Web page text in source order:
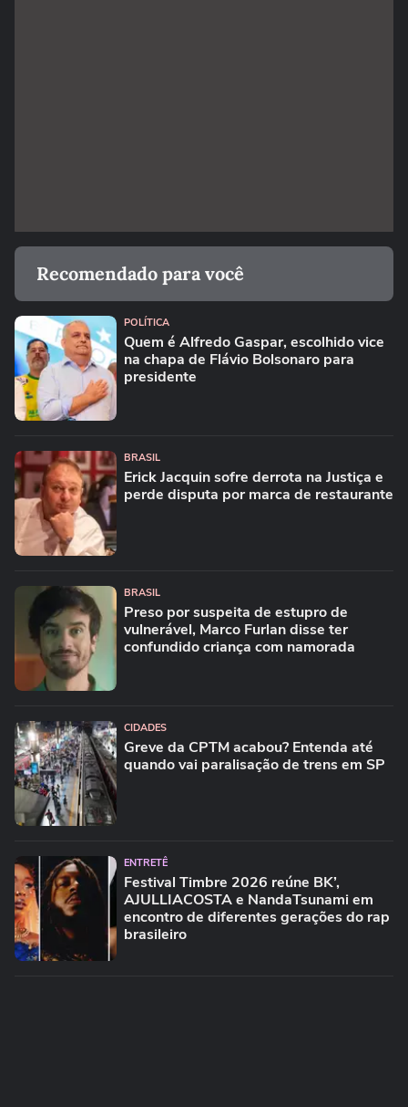
Recomendado para você
POLÍTICA
Quem é Alfredo Gaspar, escolhido vice
na chapa de Flávio Bolsonaro para
presidente
BRASIL
Erick Jacquin sofre derrota na Justiça e
perde disputa por marca de restaurante
BRASIL
Preso por suspeita de estupro de
vulnerável, Marco Furlan disse ter
confundido criança com namorada
CIDADES
Greve da CPTM acabou? Entenda até
quando vai paralisação de trens em SP
ENTRETÊ
Festival Timbre 2026 reúne BK’,
AJULLIACOSTA e NandaTsunami em
encontro de diferentes gerações do rap
brasileiro